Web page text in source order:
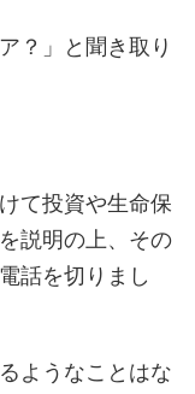
？」と聞き取り
て投資や生命保
説明の上、その
話を切りまし
ようなことはな